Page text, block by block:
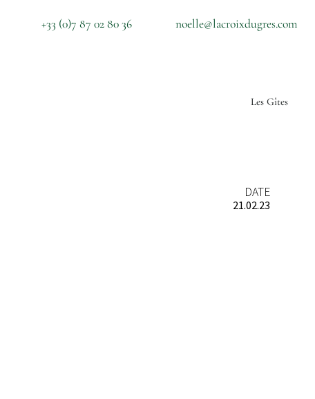
+33 (0)7 87 02 80 36 noelle@lacroixdugres.com
Les Gîtes
DATE
21.02.23